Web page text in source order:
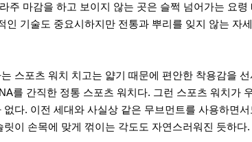
마감을 하고 보이지 않는 곳은 슬쩍 넘어가는 요령
기술도 중요시하지만 전통과 뿌리를 잊지 않는 자
스포츠 워치 치고는 얇기 때문에 편안한 착용감을
를 간직한 정통 스포츠 워치다. 그런 스포츠 워치가
다. 이전 세대와 사실상 같은 무브먼트를 사용하면
이 손목에 맞게 꺾이는 각도도 자연스러워진 듯하다.